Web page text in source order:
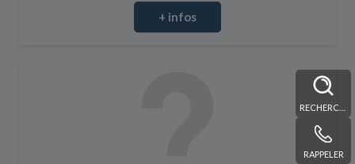
RAPPELER
+ infos